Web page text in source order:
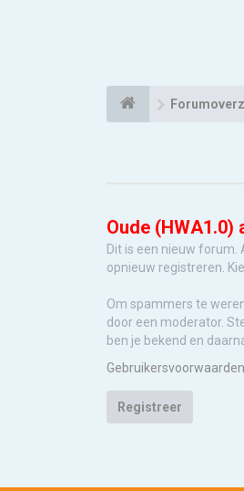
Oude
Dit is een nieuw forum.
opnieuw registreren.
Om spammers te
door een moderator.
ben je bekend en
Gebruikersvoorwaarden
Registreer